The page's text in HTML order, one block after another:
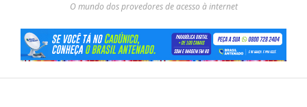
O mundo dos provedores de acesso à internet